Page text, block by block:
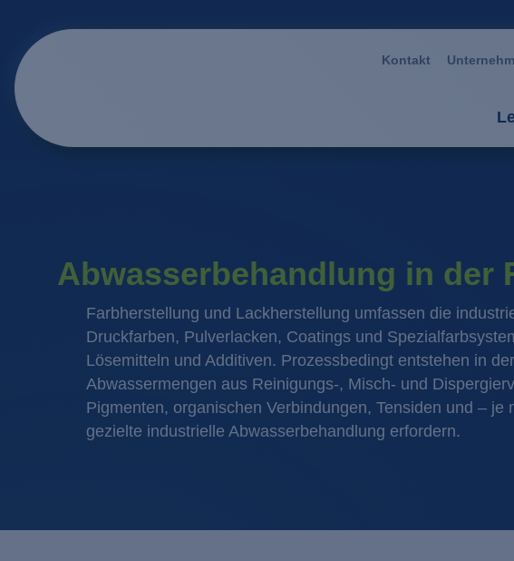
Abwasserbehandlung in der
Farbherstellung und Lackherstellung umfassen die
Druckfarben, Pulverlacken, Coatings und
Lösemitteln und Additiven. Prozessbedingt entstehen in
Abwassermengen aus Reinigungs-, Misch- und
Pigmenten, organischen Verbindungen, Tensiden und –
gezielte industrielle Abwasserbehandlung erfordern.
Kontakt